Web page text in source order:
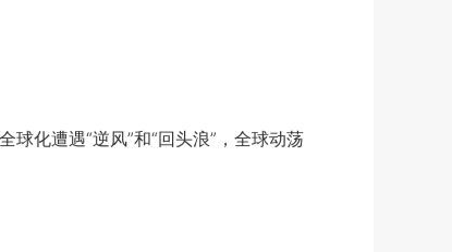
化遭遇“逆风”和“回头浪”，全球动荡